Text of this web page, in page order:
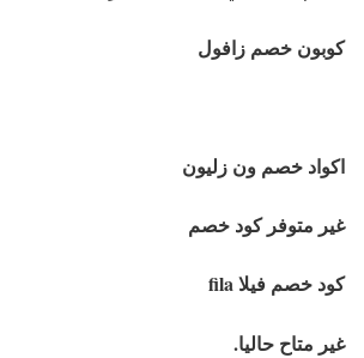
كوبون خصم زافول
اكواد خصم ون زليون
غير متوفر كود خصم
كود خصم فيلا fila
غير متاح حاليا.